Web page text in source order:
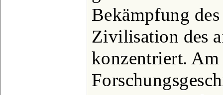
Bekämpfung
Zivilisation des
konzentriert.